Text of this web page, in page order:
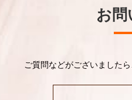
お問
ご質問などがございました